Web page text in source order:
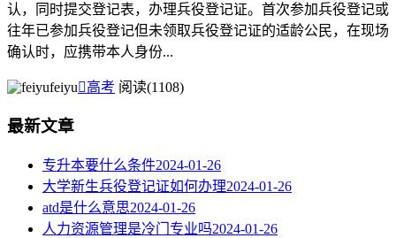
认，同时提交登记表，办理兵役登记证。首次参加兵役登记或
往年已参加兵役登记但未领取兵役登记证的适龄公民，在现场
确认时，应携带本人身份...
feiyu高考 阅读(1108)
最新文章
专升本要什么条件2024-01-26
大学新生兵役登记证如何办理2024-01-26
atd是什么意思2024-01-26
人力资源管理是冷门专业吗2024-01-26